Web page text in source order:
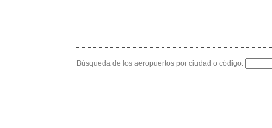
Búsqueda de los aeropuertos por ciudad o código: